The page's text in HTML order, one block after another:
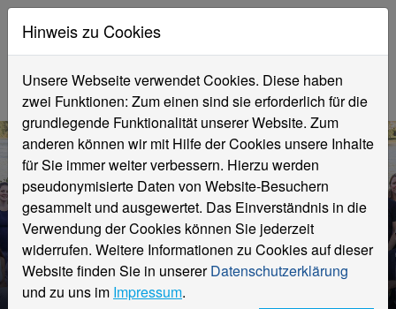
Fachbereich
Gesundheitswesen
Kontakte
Hinweis zu Cookies
Unsere Webseite verwendet Cookies. Diese haben
zwei Funktionen: Zum einen sind sie erforderlich für die
grundlegende Funktionalität unserer Website. Zum
anderen können wir mit Hilfe der Cookies unsere Inhalte
für Sie immer weiter verbessern. Hierzu werden
pseudonymisierte Daten von Website-Besuchern
gesammelt und ausgewertet. Das Einverständnis in die
Verwendung der Cookies können Sie jederzeit
widerrufen. Weitere Informationen zu Cookies auf dieser
Website finden Sie in unsererDatenschutzerklärung
und zu uns im Impressum.